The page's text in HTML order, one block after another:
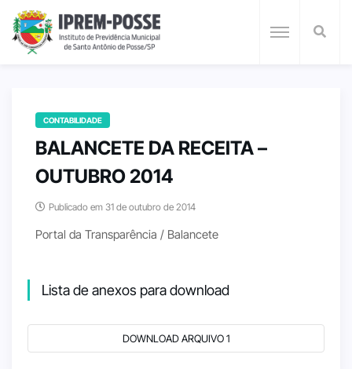
CONTABILIDADE
BALANCETE DA RECEITA –
OUTUBRO 2014
Publicado em 31 de outubro de 2014
Portal da Transparência / Balancete
Lista de anexos para download
DOWNLOAD ARQUIVO 1